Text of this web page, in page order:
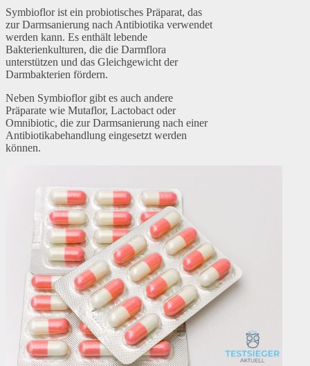
Symbioflor ist ein probiotisches Präparat, das
zur Darmsanierung nach Antibiotika verwendet
werden kann. Es enthält lebende
Bakterienkulturen, die die Darmflora
unterstützen und das Gleichgewicht der
Darmbakterien fördern.
Neben Symbioflor gibt es auch andere
Präparate wie Mutaflor, Lactobact oder
Omnibiotic, die zur Darmsanierung nach einer
Antibiotikabehandlung eingesetzt werden
können.